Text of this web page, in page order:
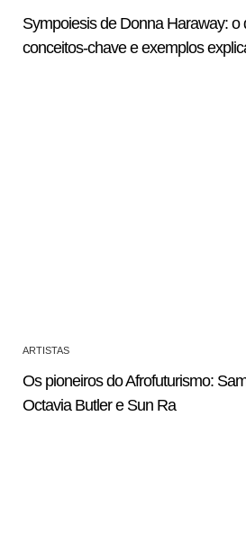
Sympoiesis de Donna Haraway: o
conceitos-chave e exemplos
ARTISTAS
Os pioneiros do Afrofuturismo:
Octavia Butler e Sun Ra